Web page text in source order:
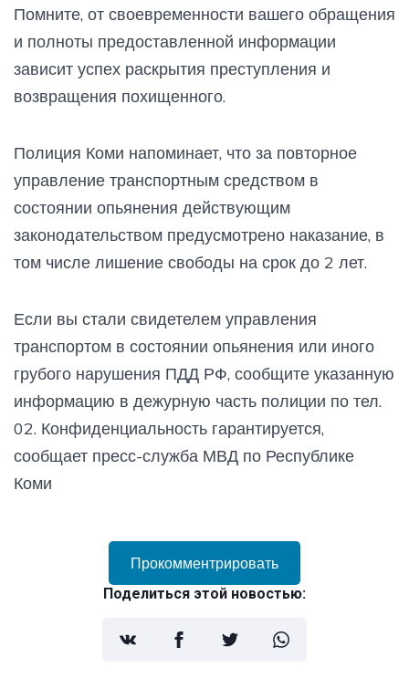
Помните, от своевременности вашего обращения
и полноты предоставленной информации
зависит успех раскрытия преступления и
возвращения похищенного.
Полиция Коми напоминает, что за повторное
управление транспортным средством в
состоянии опьянения действующим
законодательством предусмотрено наказание, в
том числе лишение свободы на срок до 2 лет.
Если вы стали свидетелем управления
транспортом в состоянии опьянения или иного
грубого нарушения ПДД РФ, сообщите указанную
информацию в дежурную часть полиции по тел.
02. Конфиденциальность гарантируется,
сообщает пресс-служба МВД по Республике
Коми
Прокомментрировать
Поделиться этой новостью: